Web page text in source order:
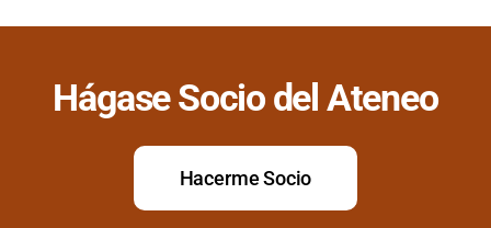
Hágase Socio del Ateneo
Hacerme Socio